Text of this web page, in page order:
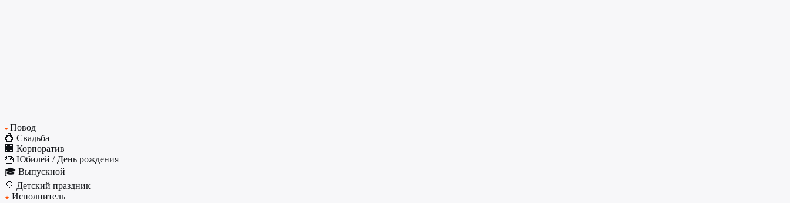
♥ Повод
💍 Свадьба
🏢 Корпоратив
🎂 Юбилей / День рождения
🎓 Выпускной
🎈 Детский праздник
★ Исполнитель